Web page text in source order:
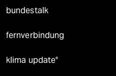
bundestalk
fernverbindung
klima update°